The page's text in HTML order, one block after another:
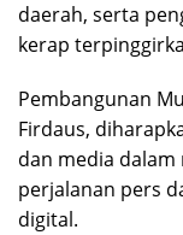
daerah, serta
kerap
Pembangunan
Firdaus,
dan media
perjalanan pers
digital.